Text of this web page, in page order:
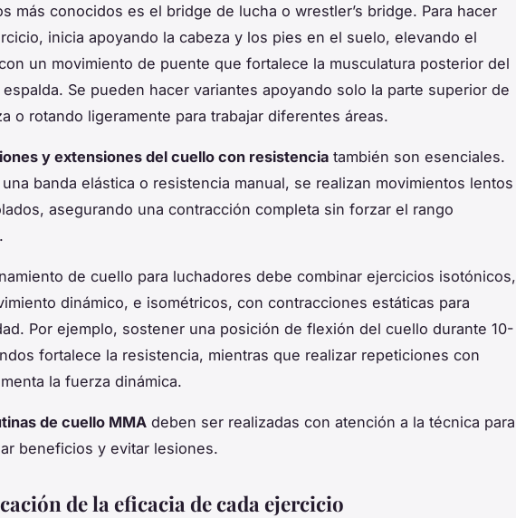
más conocidos es el bridge de lucha o wrestler’s bridge. Para hacer
inicia apoyando la cabeza y los pies en el suelo, elevando el
un movimiento de puente que fortalece la musculatura posterior del
Se pueden hacer variantes apoyando solo la parte superior de
o rotando ligeramente para trabajar diferentes áreas.
y extensiones del cuello con resistencia también son esenciales.
banda elástica o resistencia manual, se realizan movimientos lentos
asegurando una contracción completa sin forzar el rango
de cuello para luchadores debe combinar ejercicios isotónicos,
dinámico, e isométricos, con contracciones estáticas para
Por ejemplo, sostener una posición de flexión del cuello durante 10-
fortalece la resistencia, mientras que realizar repeticiones con
la fuerza dinámica.
de cuello MMA deben ser realizadas con atención a la técnica para
beneficios y evitar lesiones.
de la eficacia de cada ejercicio